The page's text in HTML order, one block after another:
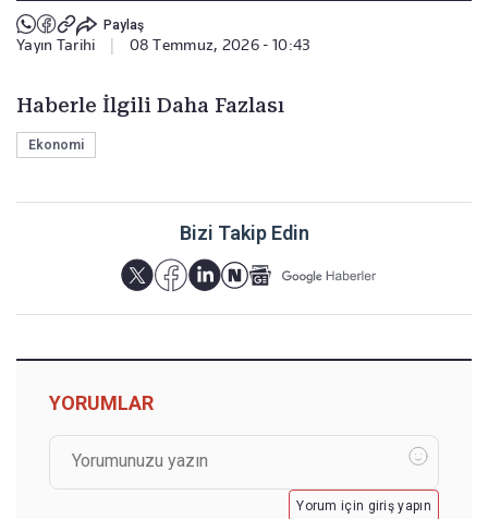
Paylaş
Yayın Tarihi 08 Temmuz, 2026 - 10:43
Haberle İlgili Daha Fazlası
Ekonomi
Bizi Takip Edin
YORUMLAR
Yorum için giriş yapın